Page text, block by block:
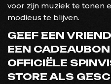
voor zijn muziek te tonen
modieus te blijven.
GEEF EEN
EEN
OFFICIËLE
STORE ALS